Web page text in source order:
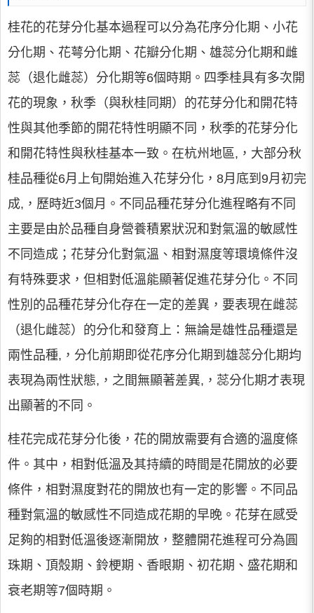
桂花的花芽分化基本過程可以分為花序分化期、小花
分化期、花萼分化期、花瓣分化期、雄蕊分化期和雌
蕊（退化雌蕊）分化期等6個時期。四季桂具有多次開
花的現象，秋季（與秋桂同期）的花芽分化和開花特
性與其他季節的開花特性明顯不同，秋季的花芽分化
和開花特性與秋桂基本一致。在杭州地區,，大部分秋
桂品種從6月上旬開始進入花芽分化，8月底到9月初完
成,，歷時近3個月。不同品種花芽分化進程略有不同
主要是由於品種自身營養積累狀況和對氣溫的敏感性
不同造成；花芽分化對氣溫、相對濕度等環境條件沒
有特殊要求，但相對低溫能顯著促進花芽分化。不同
性別的品種花芽分化存在一定的差異，要表現在雌蕊
（退化雌蕊）的分化和發育上：無論是雄性品種還是
兩性品種,，分化前期即從花序分化期到雄蕊分化期均
表現為兩性狀態,，之間無顯著差異,，蕊分化期才表現
出顯著的不同。
桂花完成花芽分化後，花的開放需要有合適的溫度條
件。其中，相對低溫及其持續的時間是花開放的必要
條件，相對濕度對花的開放也有一定的影響。不同品
種對氣溫的敏感性不同造成花期的早晚。花芽在感受
足夠的相對低溫後逐漸開放，整體開花進程可分為圓
珠期、頂殼期、鈴梗期、香眼期、初花期、盛花期和
衰老期等7個時期。